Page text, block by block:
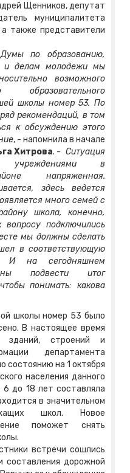
Щенников, депутат
муниципалитета
также представители
по образованию,
и делам молодежи мы
возможного
образовательного
школы номер 53. По
рекомендаций, в том
к обсуждению этого
, - напомнила в начале
Хитрова. - ​ Ситуация
учреждениями в
напряженная.
здесь ведется
много семей с
школа, конечно,
подключились
мы должны сделать
в соответствующую
И на сегодняшнем
подвести итог
понимать: какова
школы номер 53 было
В настоящее время
зданий, строений и
департамента
состоянию на 1 октября
населения данного
до 18 лет составляла
в значительном
школ. Новое
поможет снять
встречи сошлись
составления дорожной